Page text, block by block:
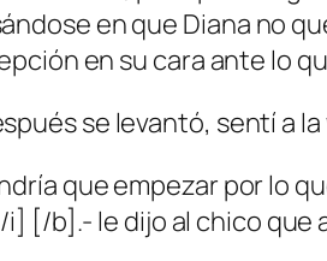
en que Diana no
en su cara ante lo
se levantó, sentí a
que empezar por lo
[/b].- le dijo al chico que